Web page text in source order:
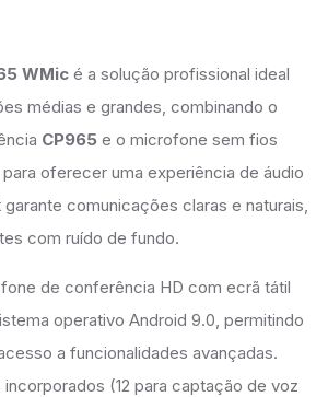
WMic é a solução profissional ideal
médias e grandes, combinando o
CP965 e o microfone sem fios
oferecer uma experiência de áudio
comunicações claras e naturais,
com ruído de fundo.
de conferência HD com ecrã tátil
operativo Android 9.0, permitindo
a funcionalidades avançadas.
(12 para captação de voz